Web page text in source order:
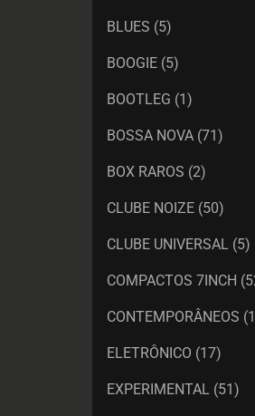
BLUES (5)
BOOGIE (5)
BOOTLEG (1)
BOSSA NOVA (71)
BOX RAROS (2)
CLUBE NOIZE (50)
CLUBE UNIVERSAL (5)
COMPACTOS 7INCH
CONTEMPORÂNEOS
ELETRÔNICO (17)
EXPERIMENTAL (51)